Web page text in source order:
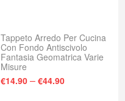
Tappeto Arredo Per Cucina
Con Fondo Antiscivolo
Fantasia Geomatrica Varie
Misure
€14.90 – €44.90